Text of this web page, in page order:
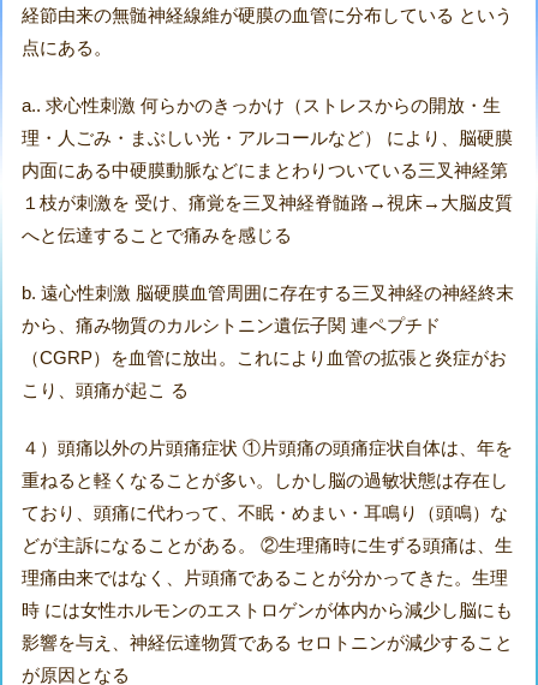
経節由来の無髄神経線維が硬膜の血管に分布している という
点にある。
a.. 求心性刺激 何らかのきっかけ（ストレスからの開放・生
理・人ごみ・まぶしい光・アルコールなど） により、脳硬膜
内面にある中硬膜動脈などにまとわりついている三叉神経第
１枝が刺激を 受け、痛覚を三叉神経脊髄路→視床→大脳皮質
へと伝達することで痛みを感じる
b. 遠心性刺激 脳硬膜血管周囲に存在する三叉神経の神経終末
から、痛み物質のカルシトニン遺伝子関 連ペプチド
（CGRP）を血管に放出。これにより血管の拡張と炎症がお
こり、頭痛が起こ る
４）頭痛以外の片頭痛症状 ①片頭痛の頭痛症状自体は、年を
重ねると軽くなることが多い。しかし脳の過敏状態は存在し
ており、頭痛に代わって、不眠・めまい・耳鳴り（頭鳴）な
どが主訴になることがある。 ②生理痛時に生ずる頭痛は、生
理痛由来ではなく、片頭痛であることが分かってきた。生理
時 には女性ホルモンのエストロゲンが体内から減少し脳にも
影響を与え、神経伝達物質である セロトニンが減少すること
が原因となる